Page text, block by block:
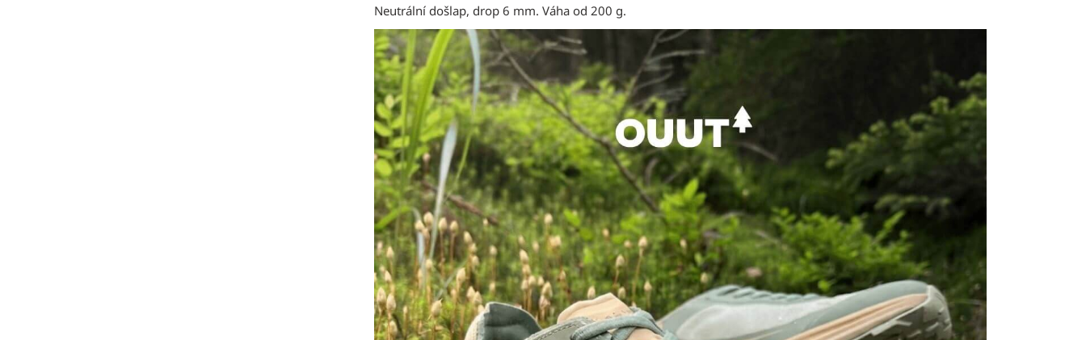
Neutrální došlap, drop 6 mm. Váha od 200 g.